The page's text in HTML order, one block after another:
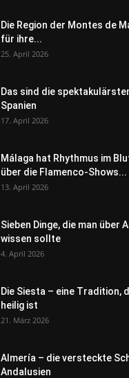
Die Region der Montes de
für ihre...
25. April 2026
Das sind die
Spanien
17. April 2026
Málaga hat Rhythmus im
über die Flamenco-Shows...
13. April 2026
Sieben Dinge, die man über
wissen sollte
4. April 2026
Die Siesta – eine Tradition,
heilig ist
21. März 2026
Almería – die versteckte
Andalusien